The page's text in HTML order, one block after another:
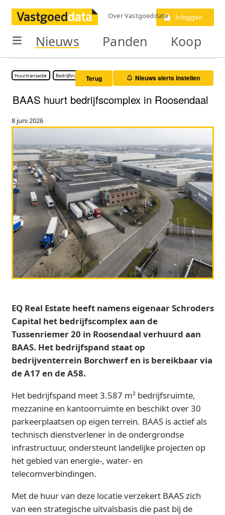
Over Vastgoeddata Inloggen
Nieuws Panden Koop
Huurtransactie Bedrijfsruimte Terug Nieuws alerts instellen
BAAS huurt bedrijfscomplex in Roosendaal
8 juni 2026
EQ Real Estate heeft namens eigenaar Schroders
Capital het bedrijfscomplex aan de
Tussenriemer 20 in Roosendaal verhuurd aan
BAAS. Het bedrijfspand staat op
bedrijventerrein Borchwerf en is bereikbaar via
de A17 en de A58.
Het bedrijfspand meet 3.587 m² bedrijfsruimte,
mezzanine en kantoorruimte en beschikt over 30
parkeerplaatsen op eigen terrein. BAAS is actief als
technisch dienstverlener in de ondergrondse
infrastructuur, ondersteunt landelijke projecten op
het gebied van energie-, water- en
telecomverbindingen.
Met de huur van deze locatie verzekert BAAS zich
van een strategische uitvalsbasis die past bij de